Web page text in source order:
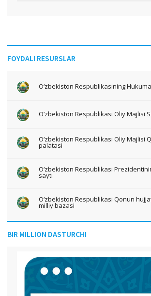
FOYDALI RESURSLAR
O‘zbekiston Respublikasining
O‘zbekiston Respublikasi Oliy Majlisi
O‘zbekiston Respublikasi Oliy Majlisi
palatasi
O‘zbekiston Respublikasi
sayti
O‘zbekiston Respublikasi Qonun
milliy bazasi
BIR MILLION DASTURCHI